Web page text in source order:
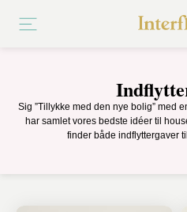
Sig ”Tillykke med den nye bolig” med
har samlet vores bedste idéer til
finder både indflyttergaver